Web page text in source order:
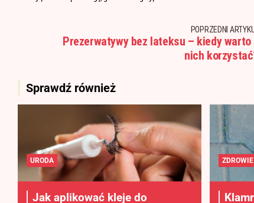
POPRZEDNI
Prezerwatywy bez lateksu – kiedy warto
nich
Sprawdź również
URODA
Jak aplikować kleje do
ZDROWIE